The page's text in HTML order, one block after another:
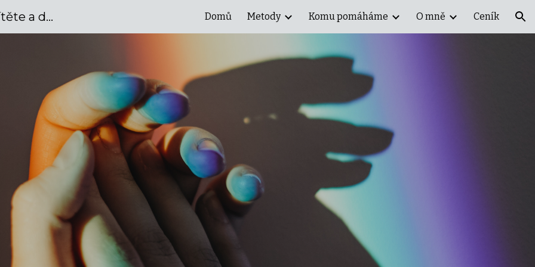
to main content Skip to navigation
Poradna pro zdravý vývoj dítěte a dospělé- INPP a Tomatis® Domů Metody Komu pomáháme O mně Ceník